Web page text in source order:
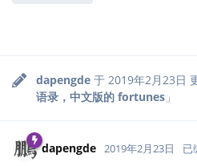
dapengde 于 2019年2月23日
语录，中文版的 fortunes 」
dapengde 2019年2月23日 已